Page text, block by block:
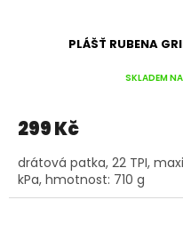
PLÁŠŤ RUBENA
SKLADEM
299 Kč
drátová patka, 22 TPI,
kPa, hmotnost: 710 g